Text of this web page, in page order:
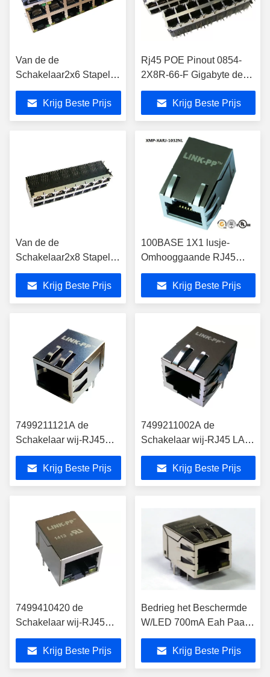
Van de de
Schakelaar2x6 Stapel
van J0B-2015NL Rj45
POE de Haven 2.5G
basis-T Magjack
Krijg Beste Prijs
Rj45 POE Pinout 0854-
2X8R-66-F Gigabyte de
Stapelhaven 350mA
gelijkstroom van Magjack
Voip 2x8
Krijg Beste Prijs
Van de de
Schakelaar2x8 Stapel
van J0B-0388NL Rj45
POE de Havengigabyte
Magjack
Krijg Beste Prijs
100BASE 1X1 lusje-
Omhooggaande RJ45
PoE met Zij Beschermde
Ingang, xmp-xarj-1032NL
Krijg Beste Prijs
7499211121A de
Schakelaar wij-RJ45
LAN 10/100BaseT POE
Ethernet van RJ45 POE
RJ45
Krijg Beste Prijs
7499211002A de
Schakelaar wij-RJ45 LAN
10/100BaseT POE
Ethernet van RJ45 POE
RJ45
Krijg Beste Prijs
7499410420 de
Schakelaar wij-RJ45
LAN 10/100BaseT
POE+ Ethernet van
RJ45 POE+ RJ45
Krijg Beste Prijs
Bedrieg het Beschermde
W/LED 700mA Eah Paar
10/100Base-Tx van Rj45
POE+ Mag 1x1 R/A
Krijg Beste Prijs